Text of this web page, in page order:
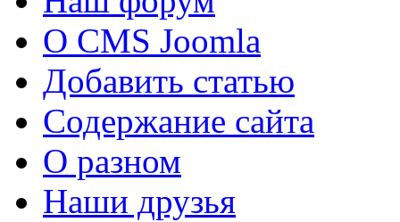
О CMS Joomla
Добавить статью
Содержание сайта
О разном
Наши друзья